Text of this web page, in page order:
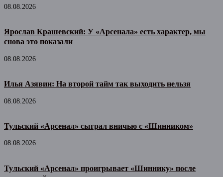
08.08.2026
Ярослав Крашевский: У «Арсенала» есть характер, мы
снова это показали
08.08.2026
Илья Азявин: На второй тайм так выходить нельзя
08.08.2026
Тульский «Арсенал» сыграл вничью с «Шинником»
08.08.2026
Тульский «Арсенал» проигрывает «Шиннику» после